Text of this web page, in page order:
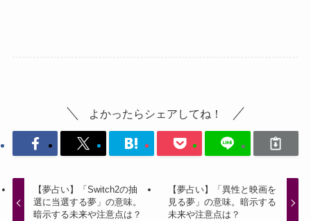
よかったらシェアしてね！
【夢占い】「Switch2の抽
選に当選する夢」の意味。
暗示する未来や注意点は？
【夢占い】「異性と映画を
見る夢」の意味。暗示する
未来や注意点は？